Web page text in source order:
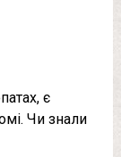
є
Чи знали